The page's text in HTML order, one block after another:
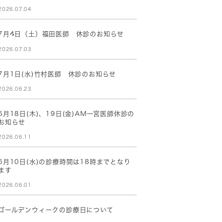
月4日（土）福田医師 休診のお知らせ
月1日(水)竹村医師 休診のお知らせ
月18日(木)、19日(金)AM一宮医師休診の
知らせ
月10日(水)の診療時間は18時までとなり
す
ールデンウィークの診療日について